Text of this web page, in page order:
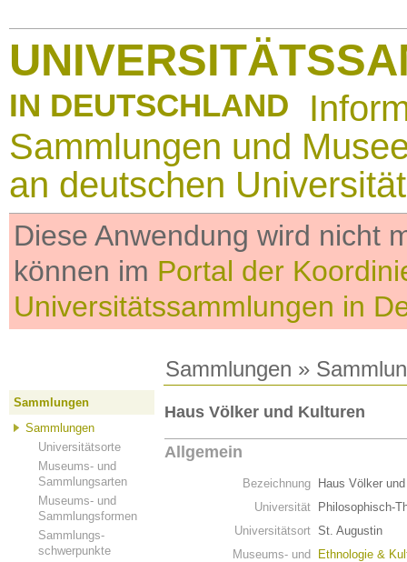
IN DEUTSCHLAND
Sammlungen und
an deutschen
Diese Anwendung wird nicht
können im Portal der
Universitätssammlungen in
Sammlungen »
Sammlungen
Sammlungen
Universitätsorte
Museums- und
Sammlungsarten
Museums- und
Sammlungsformen
Sammlungs-
schwerpunkte
Haus Völker und Kulturen
Allgemein
Bezeichnung
Haus Völker
Universität
Philosophisch-
Universitätsort St. Augustin
Museums- und
Ethnologie &